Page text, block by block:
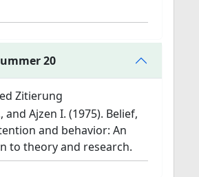
20
Zitierung
and Ajzen I. (1975). Belief,
and behavior: An
to theory and research.